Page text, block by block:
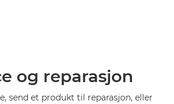
og reparasjon
send et produkt til reparasjon, eller